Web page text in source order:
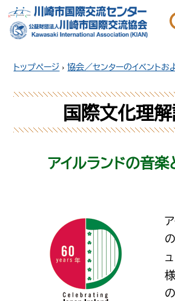
トップページ › 協会／センターのイベントお
国際文化理
アイルランドの音楽